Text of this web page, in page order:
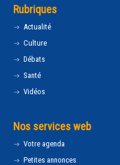
Rubriques
Actualité
Culture
Débats
Santé
Vidéos
Nos services web
Votre agenda
Petites annonces